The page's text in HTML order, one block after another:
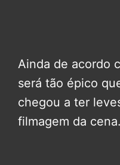
Ainda de acordo
será tão épico
chegou a ter
filmagem da cena.